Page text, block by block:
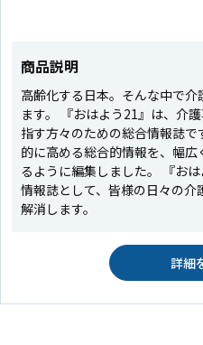
商品説明
高齢化する日本。そんな中で
ます。 『おはよう21』は、介
指す方々のための総合情報誌
的に高める総合的情報を、幅
るように編集しました。 『お
情報誌として、皆様の日々の
解消します。
詳細